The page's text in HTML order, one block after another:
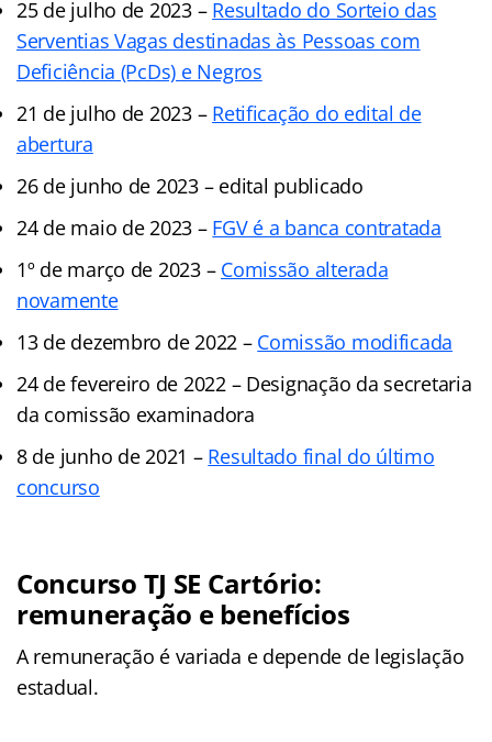
25 de julho de 2023 – Resultado do Sorteio das
Serventias Vagas destinadas às Pessoas com
Deficiência (PcDs) e Negros
21 de julho de 2023 – Retificação do edital de
abertura
26 de junho de 2023 – edital publicado
24 de maio de 2023 – FGV é a banca contratada
1º de março de 2023 – Comissão alterada
novamente
13 de dezembro de 2022 – Comissão modificada
24 de fevereiro de 2022 – Designação da secretaria
da comissão examinadora
8 de junho de 2021 – Resultado final do último
concurso
Concurso TJ SE Cartório:
remuneração e benefícios
A remuneração é variada e depende de legislação
estadual.